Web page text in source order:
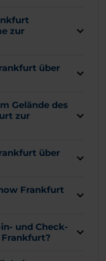
zur
über
Gelände des
zur
über
Frankfurt
und Check-